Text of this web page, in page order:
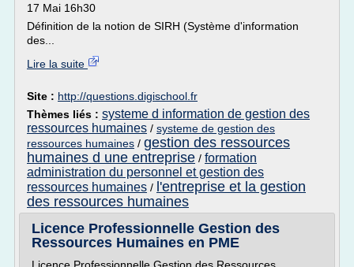
17 Mai 16h30
Définition de la notion de SIRH (Système d'information
des...
Lire la suite
Site : http://questions.digischool.fr
Thèmes liés : systeme d information de gestion des
ressources humaines / systeme de gestion des
ressources humaines / gestion des ressources
humaines d une entreprise / formation
administration du personnel et gestion des
ressources humaines / l'entreprise et la gestion
des ressources humaines
Licence Professionnelle Gestion des
Ressources Humaines en PME